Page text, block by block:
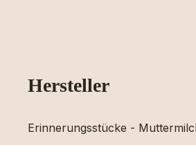
Hersteller
Erinnerungsstücke -